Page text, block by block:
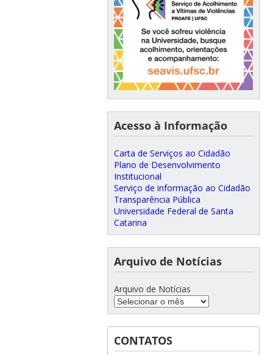
Acesso à Informação
Carta de Serviços ao Cidadão
Plano de Desenvolvimento
Institucional
Serviço de informação ao Cidadão
Transparência Pública
Universidade Federal de Santa
Catarina
Arquivo de Notícias
Arquivo de Notícias
CONTATOS